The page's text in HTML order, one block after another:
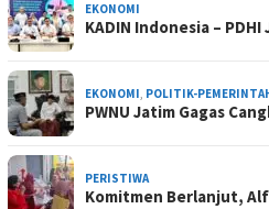
EKONOMI
KADIN Indonesia –
EKONOMI, POLITIK-
PWNU Jatim Gagas
PERISTIWA
Komitmen Berlanjut,